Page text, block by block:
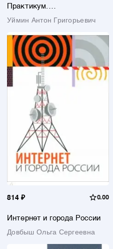
Практикум.
базового уровня. Сетевое и
администрирование
Уймин Антон Григорьевич
814 ₽ 0.00
Интернет и города России
Довбыш Ольга Сергеевна